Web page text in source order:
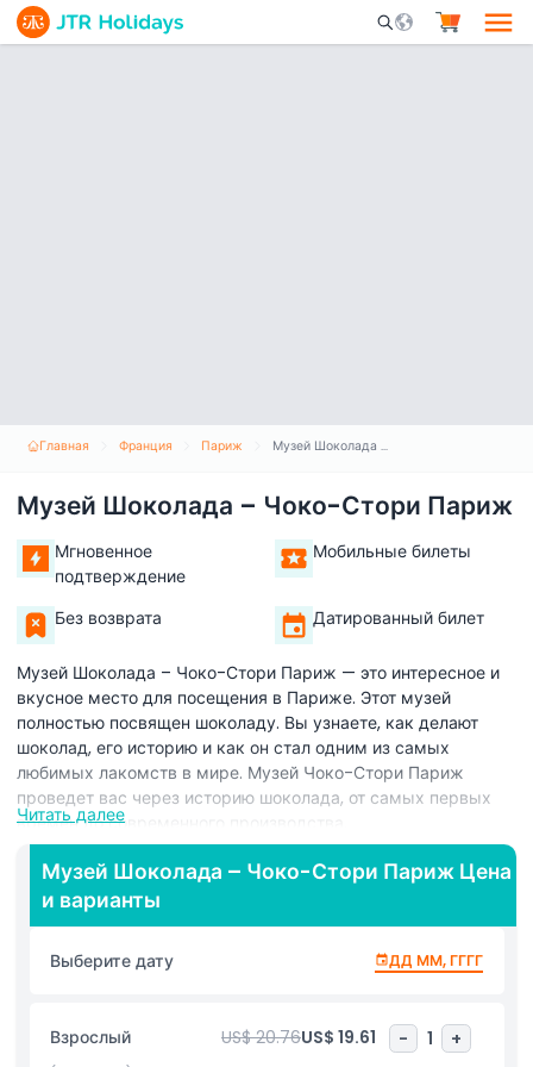
Mobile Search
Главная Франция Париж Музей Шоколада – Чоко-Стори Париж
Музей Шоколада – Чоко-Стори Париж
Мгновенное
подтверждение
Мобильные билеты
Без возврата Датированный билет
Музей Шоколада – Чоко-Стори Париж — это интересное и
вкусное место для посещения в Париже. Этот музей
полностью посвящен шоколаду. Вы узнаете, как делают
шоколад, его историю и как он стал одним из самых
любимых лакомств в мире. Музей Чоко-Стори Париж
проведет вас через историю шоколада, от самых первых
времен до современного производства.
В Музее Шоколада вы сможете увидеть, как шоколад
делают опытные шоколатье. Также можно узнать об
истории шоколада, начиная с его использования древними
сегодня. В музее множество интересных экспонатов,
и культурах на протяжении времени. Есть также
увлекательные экспозиции, объясняющие процесс
Читать далее
Музей Шоколада – Чоко-Стори Париж Цена
и варианты
Выберите дату ДД ММ, ГГГГ
Взрослый US$ 20.76US$ 19.61 - 1 +